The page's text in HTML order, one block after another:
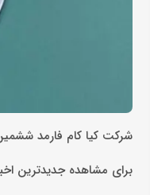
شرکت کیا کام فارمد
برای مشاهده جدیدترین